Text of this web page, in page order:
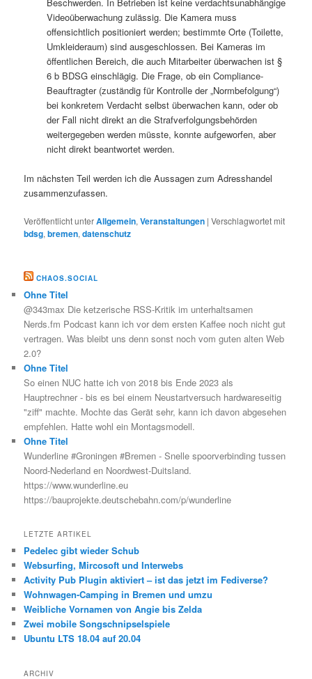
Videoüberwachung zulässig. Die Kamera muss
offensichtlich positioniert werden; bestimmte Orte (Toilette,
Umkleideraum) sind ausgeschlossen. Bei Kameras im
öffentlichen Bereich, die auch Mitarbeiter überwachen ist §
6 b BDSG einschlägig. Die Frage, ob ein Compliance-
Beauftragter (zuständig für Kontrolle der „Normbefolgung“)
bei konkretem Verdacht selbst überwachen kann, oder ob
der Fall nicht direkt an die Strafverfolgungsbehörden
weitergegeben werden müsste, konnte aufgeworfen, aber
nicht direkt beantwortet werden.
Im nächsten Teil werden ich die Aussagen zum Adresshandel
zusammenzufassen.
Veröffentlicht unterAllgemein,Veranstaltungen |Verschlagwortet mit
bdsg,bremen,datenschutz
CHAOS.SOCIAL
Ohne Titel
@343max Die ketzerische RSS-Kritik im unterhaltsamen
Nerds.fm Podcast kann ich vor dem ersten Kaffee noch nicht gut
vertragen. Was bleibt uns denn sonst noch vom guten alten Web
2.0?
Ohne Titel
So einen NUC hatte ich von 2018 bis Ende 2023 als
Hauptrechner - bis es bei einem Neustartversuch hardwareseitig
"ziff" machte. Mochte das Gerät sehr, kann ich davon abgesehen
empfehlen. Hatte wohl ein Montagsmodell.
Ohne Titel
Wunderline #Groningen #Bremen - Snelle spoorverbinding tussen
Noord-Nederland en Noordwest-Duitsland.
https://www.wunderline.eu
https://bauprojekte.deutschebahn.com/p/wunderline
LETZTE ARTIKEL
Pedelec gibt wieder Schub
Websurfing, Mircosoft und Interwebs
Activity Pub Plugin aktiviert – ist das jetzt im Fediverse?
Wohnwagen-Camping in Bremen und umzu
Weibliche Vornamen von Angie bis Zelda
Zwei mobile Songschnipselspiele
Ubuntu LTS 18.04 auf 20.04
ARCHIV